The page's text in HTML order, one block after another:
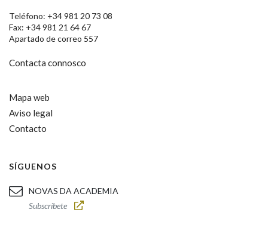
Teléfono: +34 981 20 73 08
Fax: +34 981 21 64 67
Apartado de correo 557
Contacta connosco
Mapa web
Aviso legal
Contacto
SÍGUENOS
NOVAS DA ACADEMIA
Subscríbete